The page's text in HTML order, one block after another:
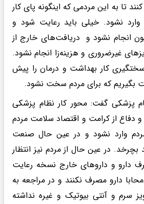
تا به این مردمی که اینگونه پای کار
نشود. خیلی باید رعایت شود و
انجام نشود و دریافت‌های خارج از
غیرضروری و هزینه‌زا انجام نشود.
کار بهداشت و درمان را پیش
بگیریم که برای مردم سخت نشود.
پزشکی گفت: محور کار نظام پزشکی
دفاع از کرامت و اقتصاد سلامت مردم
وارد نشود و در عین حال صنعت
بچرخد. در عین حال از مردم نیز انتظار
دارو و داروهای خارج نسخه رعایت
دارو مصرف نکنند و در مراجعه به
سرم و آنتی بیوتیک و غیره نداشته